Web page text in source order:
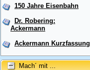
150 Jahre Eisenbahn
Dr. Robering:
Ackermann
Ackermann Kurzfassung
Mach´ mit ...